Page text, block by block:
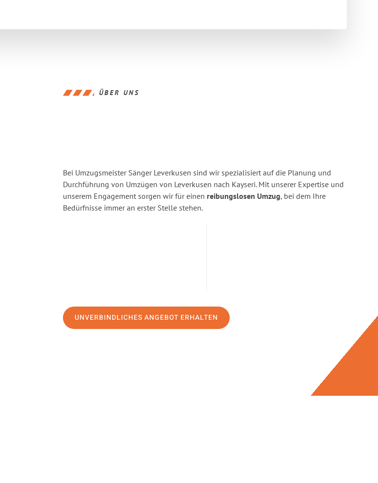
ÜBER UNS
Bei Umzugsmeister Sänger Leverkusen sind wir spezialisiert auf die Planung und
Durchführung von Umzügen von Leverkusen nach Kayseri. Mit unserer Expertise und
unserem Engagement sorgen wir für einen reibungslosen Umzug, bei dem Ihre
Bedürfnisse immer an erster Stelle stehen.
UNVERBINDLICHES ANGEBOT ERHALTEN